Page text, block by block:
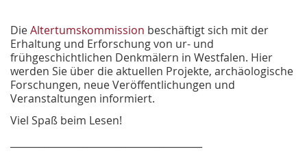
DieAltertumskommission beschäftigt sich mit der
Erhaltung und Erforschung von ur- und
frühgeschichtlichen Denkmälern in Westfalen. Hier
werden Sie über die aktuellen Projekte, archäologische
Forschungen, neue Veröffentlichungen und
Veranstaltungen informiert.
Viel Spaß beim Lesen!